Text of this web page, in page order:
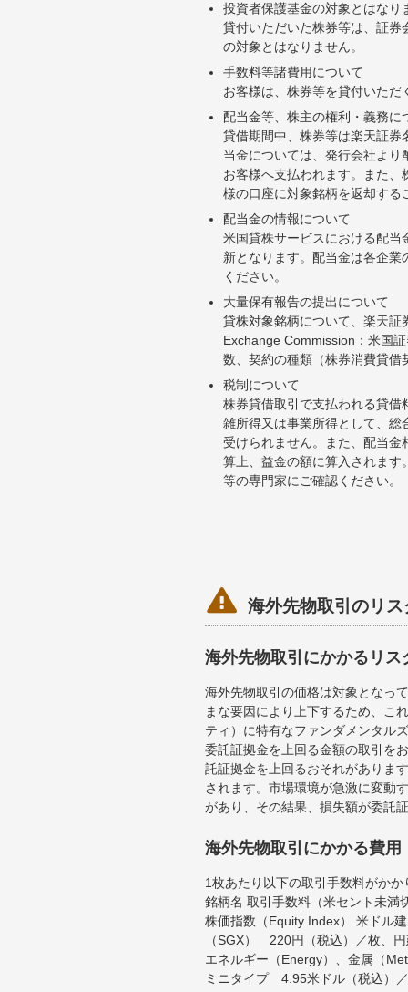
投資者保護基金の対象とはなり
貸付いただいた株券等は、証
の対象とはなりません。
手数料等諸費用について
お客様は、株券等を貸付いた
配当金等、株主の権利・義務に
貸借期間中、株券等は楽天証
当金については、発行会社よ
お客様へ支払われます。また
様の口座に対象銘柄を返却す
配当金の情報について
米国貸株サービスにおける配当
新となります。配当金は各企
ください。
大量保有報告の提出について
貸株対象銘柄について、楽天
Exchange Commission：米国
数、契約の種類（株券消費貸
税制について
株券貸借取引で支払われる貸
雑所得又は事業所得として、
受けられません。また、配当
算上、益金の額に算入されま
等の専門家にご確認ください。
 海外先物取引のリ
海外先物取引にかかるリス
海外先物取引の価格は対象となっ
まな要因により上下するため、こ
ティ）に特有なファンダメンタル
委託証拠金を上回る金額の取引を
託証拠金を上回るおそれがありま
されます。市場環境が急激に変動
があり、その結果、損失額が委託
海外先物取引にかかる費用
1枚あたり以下の取引手数料がかか
銘柄名 取引手数料（米セント未満
株価指数（Equity Index） 米ド
（SGX） 220円（税込）／枚、
エネルギー（Energy）、金属（
ミニタイプ 4.95米ドル（税込）